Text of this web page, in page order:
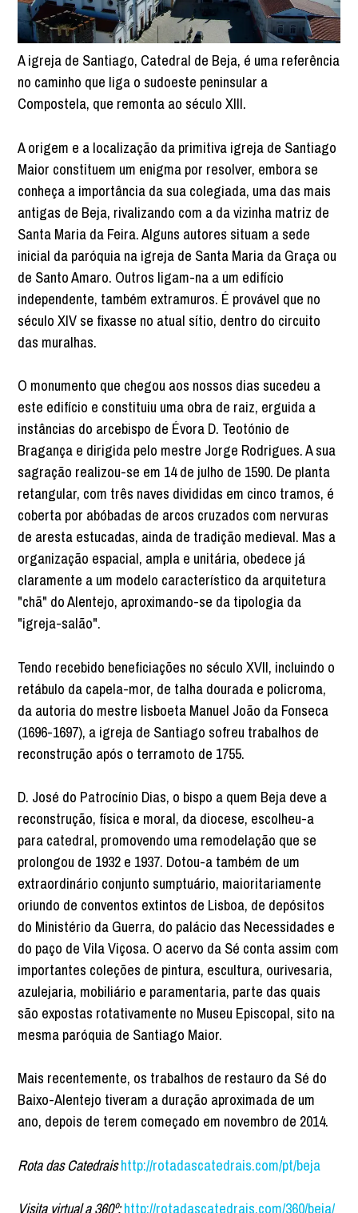
A igreja de Santiago, Catedral de Beja, é uma referência
no caminho que liga o sudoeste peninsular a
Compostela, que remonta ao século XIII.
A origem e a localização da primitiva igreja de Santiago
Maior constituem um enigma por resolver, embora se
conheça a importância da sua colegiada, uma das mais
antigas de Beja, rivalizando com a da vizinha matriz de
Santa Maria da Feira. Alguns autores situam a sede
inicial da paróquia na igreja de Santa Maria da Graça ou
de Santo Amaro. Outros ligam-na a um edifício
independente, também extramuros. É provável que no
século XIV se fixasse no atual sítio, dentro do circuito
das muralhas.
O monumento que chegou aos nossos dias sucedeu a
este edifício e constituiu uma obra de raiz, erguida a
instâncias do arcebispo de Évora D. Teotónio de
Bragança e dirigida pelo mestre Jorge Rodrigues. A sua
sagração realizou-se em 14 de julho de 1590. De planta
retangular, com três naves divididas em cinco tramos, é
coberta por abóbadas de arcos cruzados com nervuras
de aresta estucadas, ainda de tradição medieval. Mas a
organização espacial, ampla e unitária, obedece já
claramente a um modelo característico da arquitetura
"chã" do Alentejo, aproximando-se da tipologia da
"igreja-salão".
Tendo recebido beneficiações no século XVII, incluindo o
retábulo da capela-mor, de talha dourada e policroma,
da autoria do mestre lisboeta Manuel João da Fonseca
(1696-1697), a igreja de Santiago sofreu trabalhos de
reconstrução após o terramoto de 1755.
D. José do Patrocínio Dias, o bispo a quem Beja deve a
reconstrução, física e moral, da diocese, escolheu-a
para catedral, promovendo uma remodelação que se
prolongou de 1932 e 1937. Dotou-a também de um
extraordinário conjunto sumptuário, maioritariamente
oriundo de conventos extintos de Lisboa, de depósitos
do Ministério da Guerra, do palácio das Necessidades e
do paço de Vila Viçosa. O acervo da Sé conta assim com
importantes coleções de pintura, escultura, ourivesaria,
azulejaria, mobiliário e paramentaria, parte das quais
são expostas rotativamente no Museu Episcopal, sito na
mesma paróquia de Santiago Maior.
Mais recentemente, os trabalhos de restauro da Sé do
Baixo-Alentejo tiveram a duração aproximada de um
ano, depois de terem começado em novembro de 2014.
Rota das Catedraishttp://rotadascatedrais.com/pt/beja
Visita virtual a 360º:http://rotadascatedrais.com/360/beja/